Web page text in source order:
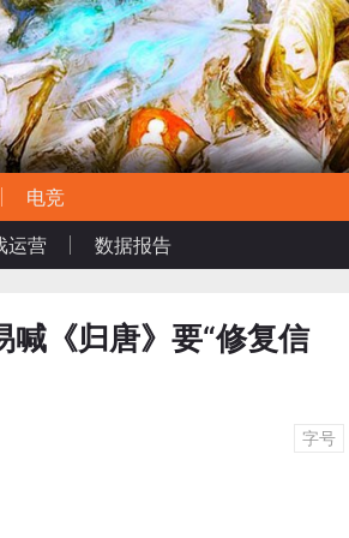
电竞
运营 数据报告
喊《归唐》要“修复信
字号